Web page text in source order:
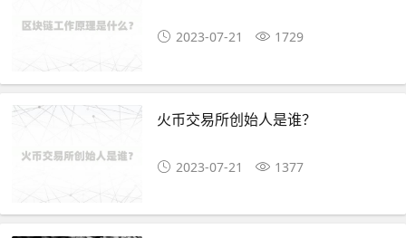
2023-07-21 1729
火币交易所创始人是谁？
2023-07-21 1377